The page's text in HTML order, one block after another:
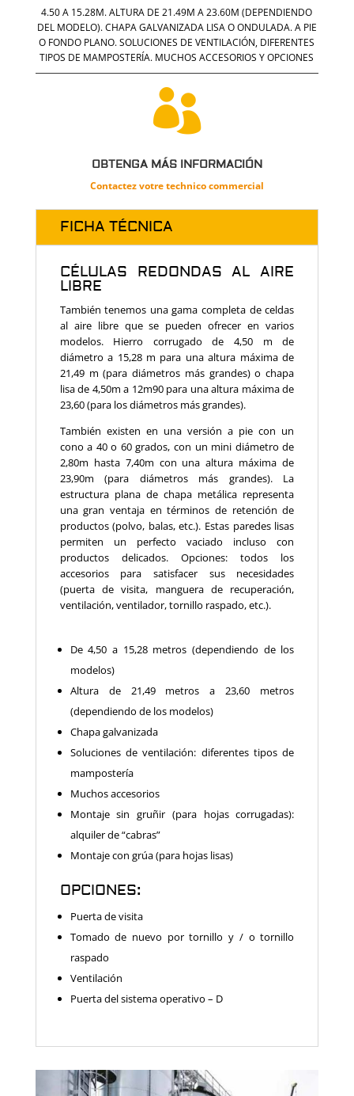
4.50 A 15.28M.ALTURA DE 21.49M A 23.60M (DEPENDIENDO
DEL MODELO).CHAPA GALVANIZADA LISA O ONDULADA. A PIE
O FONDO PLANO.SOLUCIONES DE VENTILACIÓN, DIFERENTES
TIPOS DE MAMPOSTERÍA. MUCHOS ACCESORIOS Y OPCIONES

OBTENGA MÁS INFORMACIÓN
Contactez votre technico commercial
FICHA TÉCNICA
CÉLULAS REDONDAS AL AIRE
LIBRE
También tenemos una gama completa de celdas
al aire libre que se pueden ofrecer en varios
modelos. Hierro corrugado de 4,50 m de
diámetro a 15,28 m para una altura máxima de
21,49 m (para diámetros más grandes) o chapa
lisa de 4,50m a 12m90 para una altura máxima de
23,60 (para los diámetros más grandes).
También existen en una versión a pie con un
cono a 40 o 60 grados, con un mini diámetro de
2,80m hasta 7,40m con una altura máxima de
23,90m (para diámetros más grandes). La
estructura plana de chapa metálica representa
una gran ventaja en términos de retención de
productos (polvo, balas, etc.). Estas paredes lisas
permiten un perfecto vaciado incluso con
productos delicados. Opciones: todos los
accesorios para satisfacer sus necesidades
(puerta de visita, manguera de recuperación,
ventilación, ventilador, tornillo raspado, etc.).
De 4,50 a 15,28 metros (dependiendo de los
modelos)
Altura de 21,49 metros a 23,60 metros
(dependiendo de los modelos)
Chapa galvanizada
Soluciones de ventilación: diferentes tipos de
mampostería
Muchos accesorios
Montaje sin gruñir (para hojas corrugadas):
alquiler de “cabras”
Montaje con grúa (para hojas lisas)
OPCIONES:
Puerta de visita
Tomado de nuevo por tornillo y / o tornillo
raspado
Ventilación
Puerta del sistema operativo – D